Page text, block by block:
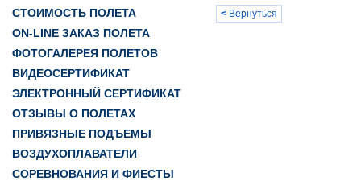
СТОИМОСТЬ ПОЛЕТА
ON-LINE ЗАКАЗ ПОЛЕТА
ФОТОГАЛЕРЕЯ ПОЛЕТОВ
ВИДЕОСЕРТИФИКАТ
ЭЛЕКТРОННЫЙ СЕРТИФИКАТ
ОТЗЫВЫ О ПОЛЕТАХ
ПРИВЯЗНЫЕ ПОДЪЕМЫ
ВОЗДУХОПЛАВАТЕЛИ
СОРЕВНОВАНИЯ И ФИЕСТЫ
< Вернуться